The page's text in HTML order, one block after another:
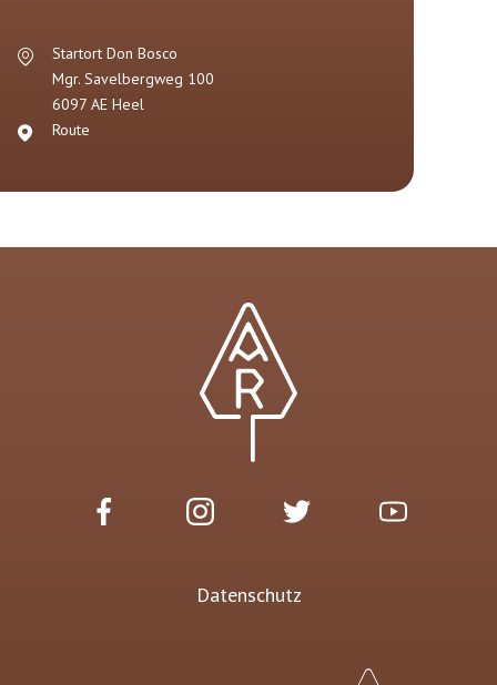
Startort Don Bosco
Mgr. Savelbergweg 100
6097 AE Heel
Route
Datenschutz